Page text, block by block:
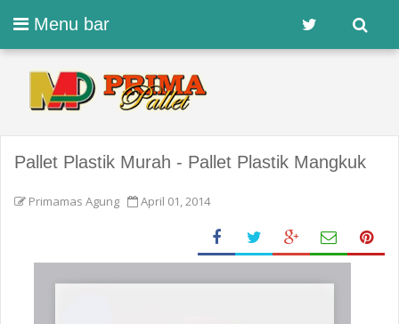
Menu bar
Pallet Plastik Murah - Pallet Plastik Mangkuk
Primamas Agung April 01, 2014